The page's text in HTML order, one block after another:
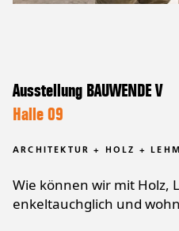
Ausstellung BAUWENDE V
Halle 09
ARCHITEKTUR + HOLZ +
Wie können wir mit Holz,
enkeltauchglich und